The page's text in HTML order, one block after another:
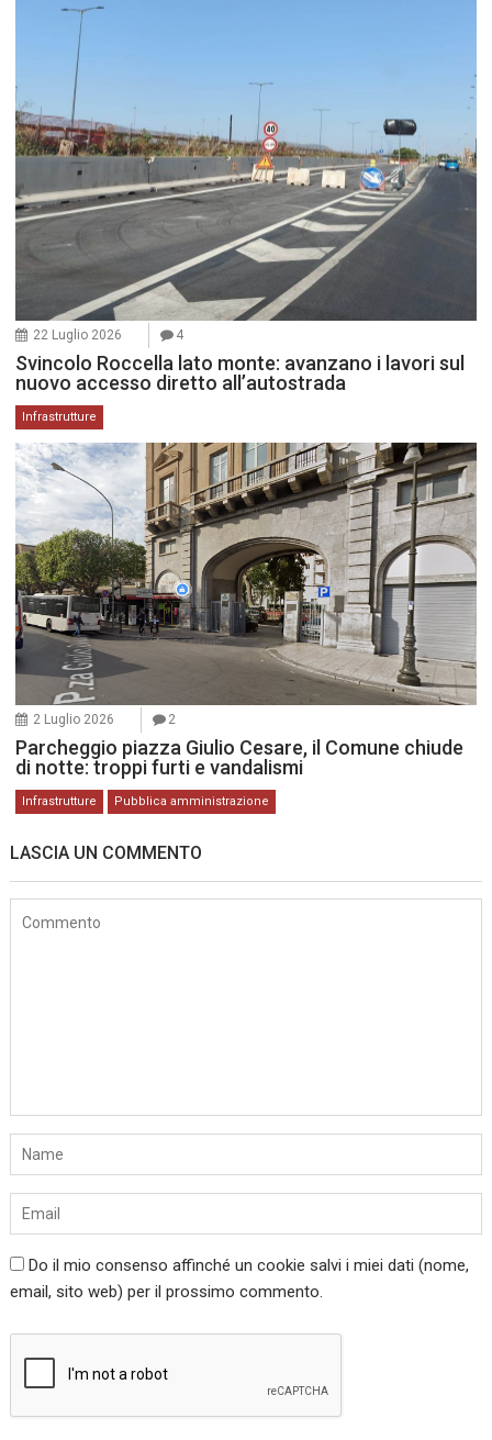
22 Luglio 2026 4
Svincolo Roccella lato monte: avanzano i lavori sul
nuovo accesso diretto all’autostrada
Infrastrutture
2 Luglio 2026 2
Parcheggio piazza Giulio Cesare, il Comune chiude
di notte: troppi furti e vandalismi
Infrastrutture Pubblica amministrazione
LASCIA UN COMMENTO
Do il mio consenso affinché un cookie salvi i miei dati (nome,
email, sito web) per il prossimo commento.